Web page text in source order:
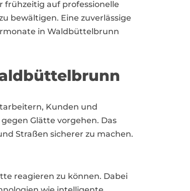
auf professionelle
bewältigen. Eine zuverlässige
in Waldbüttelbrunn
Kunden und
Glätte vorgehen. Das
Straßen sicherer zu machen.
reagieren zu können. Dabei